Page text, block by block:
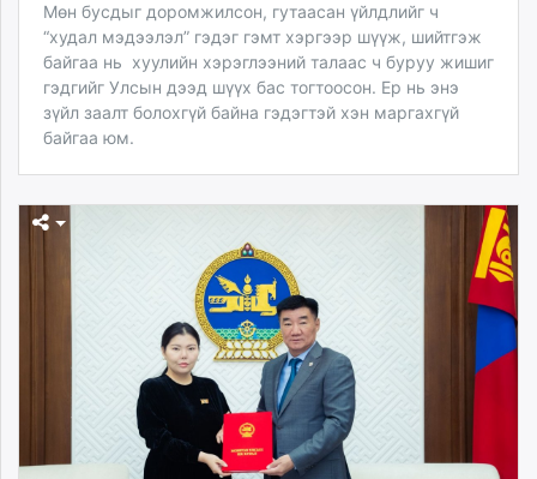
Мөн бусдыг доромжилсон, гутаасан үйлдлийг ч
“худал мэдээлэл” гэдэг гэмт хэргээр шүүж, шийтгэж
байгаа нь хуулийн хэрэглээний талаас ч буруу жишиг
гэдгийг Улсын дээд шүүх бас тогтоосон. Ер нь энэ
зүйл заалт болохгүй байна гэдэгтэй хэн маргахгүй
байгаа юм.